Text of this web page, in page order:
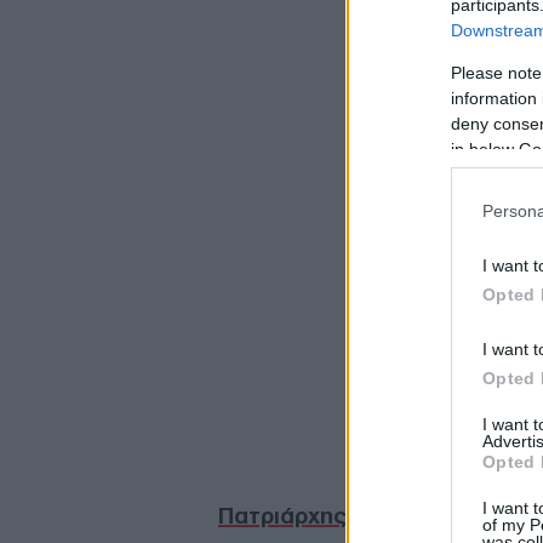
Please
information
deny
in below
I want
Opted
I want
Opted
I want
Opted
I want
of my
Πατριάρχης Βαρθολομαίος